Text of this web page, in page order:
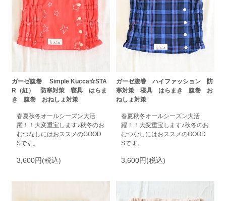
ガーゼ腹巻 Simple Kucca☆STA
R（紅） 防寒対策 寝具 はらま
き 腹巻 おねしょ対策
春夏秋冬オールシーズン大活
躍！！大変重宝します♪秋冬のお
むつなしにはおススメのGOOD
Sです。
3,600円(税込)
ガーゼ腹巻 ハイファッション 防
寒対策 寝具 はらまき 腹巻 お
ねしょ対策
春夏秋冬オールシーズン大活
躍！！大変重宝します♪秋冬のお
むつなしにはおススメのGOOD
Sです。
3,600円(税込)